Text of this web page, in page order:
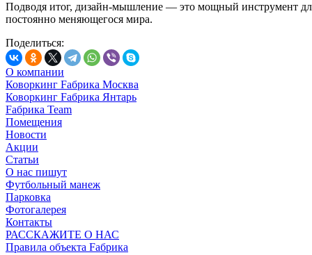
Подводя итог, дизайн-мышление — это мощный инструмент
постоянно меняющегося мира.
Поделиться:
О компании
Коворкинг Fабрика Москва
Коворкинг Fабрика Янтарь
Fабрика Team
Помещения
Новости
Акции
Статьи
О нас пишут
Футбольный манеж
Парковка
Фотогалерея
Контакты
РАССКАЖИТЕ О НАС
Правила объекта Fабрика